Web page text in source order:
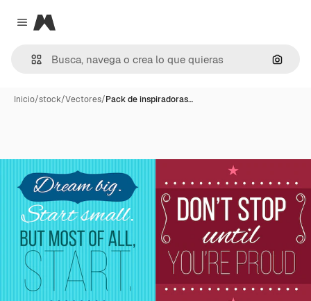
Close menu
Magnific
Inicio/stock/Vectores/Pack de inspiradoras…